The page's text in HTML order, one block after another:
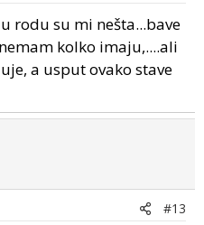
rodu su mi nešta...bave
kolko imaju,....ali
a usput ovako stave
#13